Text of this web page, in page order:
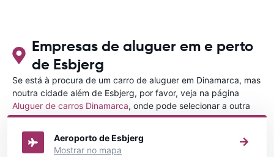
Empresas de aluguer em e perto
de Esbjerg
Se está à procura de um carro de aluguer em Dinamarca, mas
noutra cidade além de Esbjerg, por favor, veja na página
Aluguer de carros Dinamarca, onde pode selecionar a outra
cidade em Dinamarca que gostaria de alugar um carro
Aeroporto de Esbjerg
Mostrar no mapa